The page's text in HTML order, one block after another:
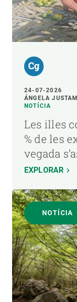
24-07-2026
ÁNGELA
NOTÍCIA
Les illes
% de les
vegada
EXPLORAR
NOTÍCIA